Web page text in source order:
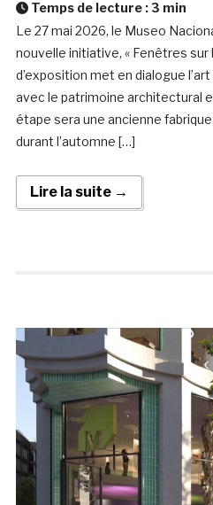
Temps de lecture : 3 min
Le 27 mai 2026, le Museo
nouvelle initiative, « Fenêtres sur
d’exposition met en dialogue
avec le patrimoine architectural
étape sera une ancienne
durant l’automne […]
Lire la suite →